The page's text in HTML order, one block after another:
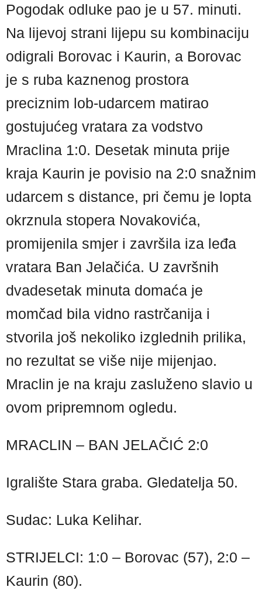
Pogodak odluke pao je u 57. minuti.
Na lijevoj strani lijepu su kombinaciju
odigrali Borovac i Kaurin, a Borovac
je s ruba kaznenog prostora
preciznim lob-udarcem matirao
gostujućeg vratara za vodstvo
Mraclina 1:0. Desetak minuta prije
kraja Kaurin je povisio na 2:0 snažnim
udarcem s distance, pri čemu je lopta
okrznula stopera Novakovića,
promijenila smjer i završila iza leđa
vratara Ban Jelačića. U završnih
dvadesetak minuta domaća je
momčad bila vidno rastrčanija i
stvorila još nekoliko izglednih prilika,
no rezultat se više nije mijenjao.
Mraclin je na kraju zasluženo slavio u
ovom pripremnom ogledu.
MRACLIN – BAN JELAČIĆ 2:0
Igralište Stara graba. Gledatelja 50.
Sudac: Luka Kelihar.
STRIJELCI: 1:0 – Borovac (57), 2:0 –
Kaurin (80).